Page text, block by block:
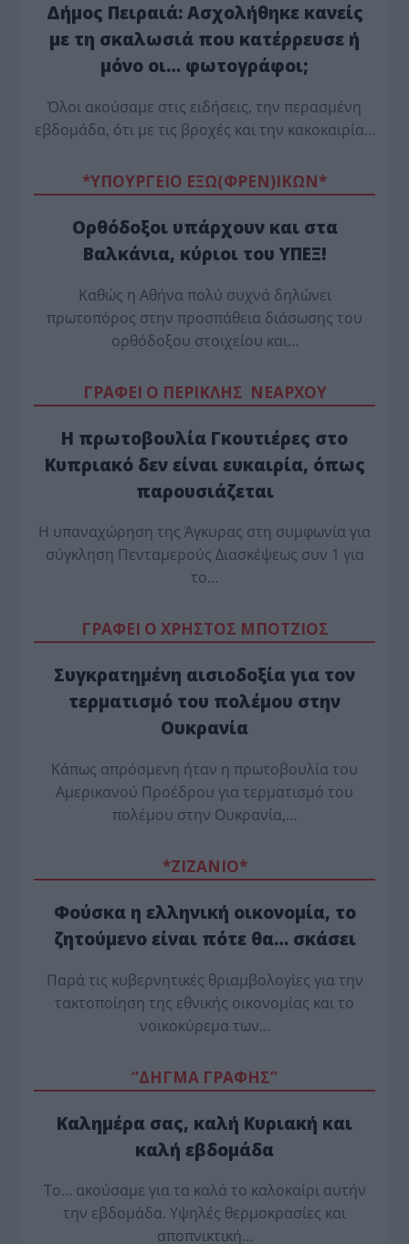
Δήμος Πειραιά: Ασχολήθηκε κανείς
με τη σκαλωσιά που κατέρρευσε ή
μόνο οι… φωτογράφοι;
Όλοι ακούσαμε στις ειδήσεις, την περασμένη
εβδομάδα, ότι με τις βροχές και την κακοκαιρία…
*ΥΠΟΥΡΓΕΙΟ ΕΞΩ(ΦΡΕΝ)ΙΚΩΝ*
Ορθόδοξοι υπάρχουν και στα
Βαλκάνια, κύριοι του ΥΠΕΞ!
Καθώς η Αθήνα πολύ συχνά δηλώνει
πρωτοπόρος στην προσπάθεια διάσωσης του
ορθόδοξου στοιχείου και…
ΓΡΑΦΕΙ Ο ΠΕΡΙΚΛΗΣ ΝΕΑΡΧΟΥ
Η πρωτοβουλία Γκουτιέρες στο
Κυπριακό δεν είναι ευκαιρία, όπως
παρουσιάζεται
Η υπαναχώρηση της Άγκυρας στη συμφωνία για
σύγκληση Πενταμερούς Διασκέψεως συν 1 για
το…
ΓΡΑΦΕΙ Ο ΧΡΗΣΤΟΣ ΜΠΟΤΖΙΟΣ
Συγκρατημένη αισιοδοξία για τον
τερματισμό του πολέμου στην
Ουκρανία
Κάπως απρόσμενη ήταν η πρωτοβουλία του
Αμερικανού Προέδρου για τερματισμό του
πολέμου στην Ουκρανία,…
*ZΙΖΑΝΙΟ*
Φούσκα η ελληνική οικονομία, το
ζητούμενο είναι πότε θα… σκάσει
Παρά τις κυβερνητικές θριαμβολογίες για την
τακτοποίηση της εθνικής οικονομίας και το
νοικοκύρεμα των…
“ΔΗΓΜΑ ΓΡΑΦΗΣ”
Καλημέρα σας, καλή Κυριακή και
καλή εβδομάδα
Το… ακούσαμε για τα καλά το καλοκαίρι αυτήν
την εβδομάδα. Υψηλές θερμοκρασίες και
αποπνικτική…